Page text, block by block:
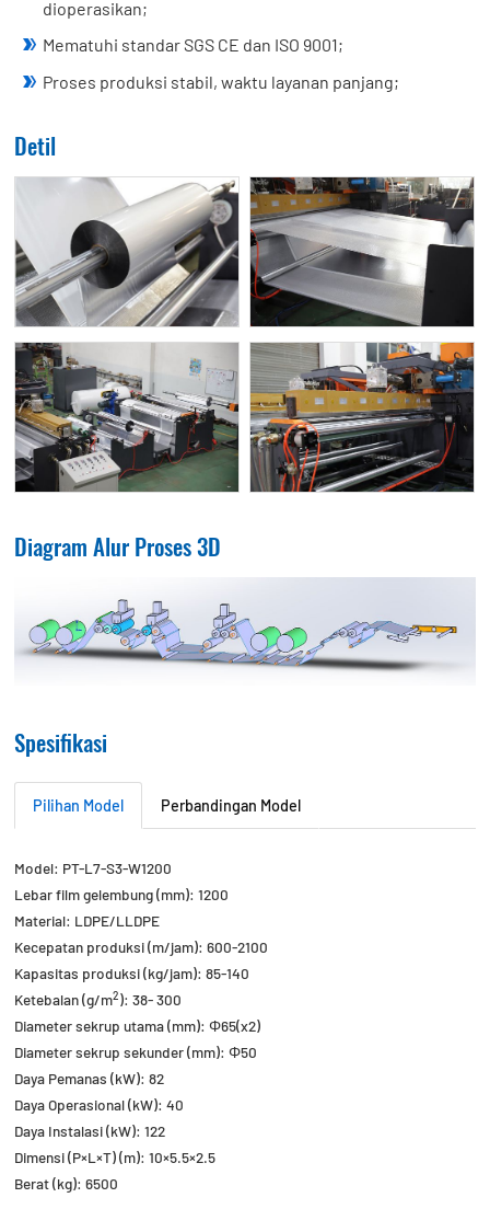
dioperasikan;
Mematuhi standar SGS CE dan ISO 9001;
Proses produksi stabil, waktu layanan panjang;
Detil
Diagram Alur Proses 3D
Spesifikasi
Pilihan Model Perbandingan Model
Model: PT-L7-S3-W1200
Lebar film gelembung (mm): 1200
Material: LDPE/LLDPE
Kecepatan produksi (m/jam): 600-2100
Kapasitas produksi (kg/jam): 85-140
Ketebalan (g/m2): 38- 300
Diameter sekrup utama (mm): Φ65(x2)
Diameter sekrup sekunder (mm): Φ50
Daya Pemanas (kW): 82
Daya Operasional (kW): 40
Daya Instalasi (kW): 122
Dimensi (P×L×T) (m): 10×5.5×2.5
Berat (kg): 6500